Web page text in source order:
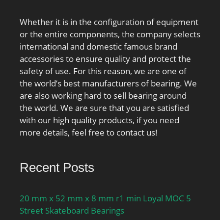
| 170 Millimeter; Outer
Race Width:2.835 Inch |
72 Millimeter; Inner Race
Width:0 Inch | 0
Millimeter; Outside
Diameter:14.173 Inch |
360 Millimeter; d1
≈:236.4 mm; D1 ≈:294.7
mm; r1,2 min.:4 mm;
Basic dynamic load rating
load rating – effective
C:348 kN; Basic static
Basic static load rating –
effective C0:391 kN;
Whether it is in the configuration of equipment
or the entire components, the company selects
international and domestic famous brand
accessories to ensure quality and protect the
safety of use. For this reason, we are one of
the world’s best manufacturers of bearing. We
are also working hard to sell bearing around
the world. We are sure that you are satisfied
with our high quality products, if you need
more details, feel free to contact us!
Recent Posts
20 mm x 52 mm x 8 mm r1 min Loyal MOC 5
Street Skateboard Bearings